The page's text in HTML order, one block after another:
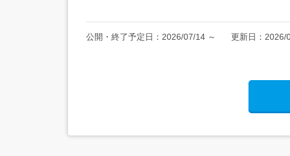
公開・終了予定日： 2026/07/14 ～ 更新日： 2026/